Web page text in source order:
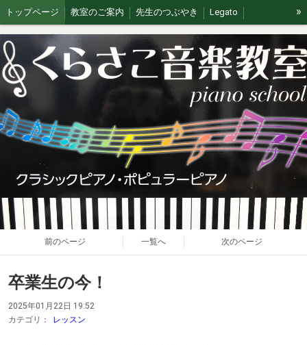
トップページ 教室のご案内 先生のつぶやき Legato
イベント/無料体験 ブログ J&G ステージの思い出
»
前のページ 一覧へ 次のページ
卒業生の今！
2025年01月22日 19:52
カテゴリ：
レッスン